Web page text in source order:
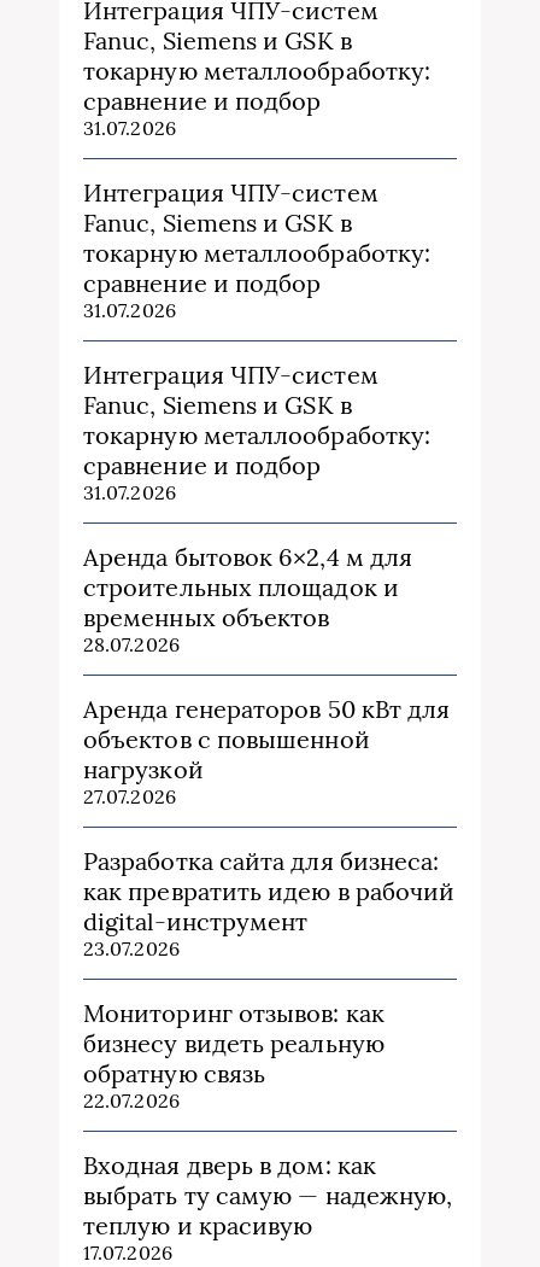
Интеграция ЧПУ-систем
Fanuc, Siemens и GSK в
токарную металлообработку:
сравнение и подбор
31.07.2026
Интеграция ЧПУ-систем
Fanuc, Siemens и GSK в
токарную металлообработку:
сравнение и подбор
31.07.2026
Интеграция ЧПУ-систем
Fanuc, Siemens и GSK в
токарную металлообработку:
сравнение и подбор
31.07.2026
Аренда бытовок 6×2,4 м для
строительных площадок и
временных объектов
28.07.2026
Аренда генераторов 50 кВт для
объектов с повышенной
нагрузкой
27.07.2026
Разработка сайта для бизнеса:
как превратить идею в рабочий
digital-инструмент
23.07.2026
Мониторинг отзывов: как
бизнесу видеть реальную
обратную связь
22.07.2026
Входная дверь в дом: как
выбрать ту самую — надежную,
теплую и красивую
17.07.2026